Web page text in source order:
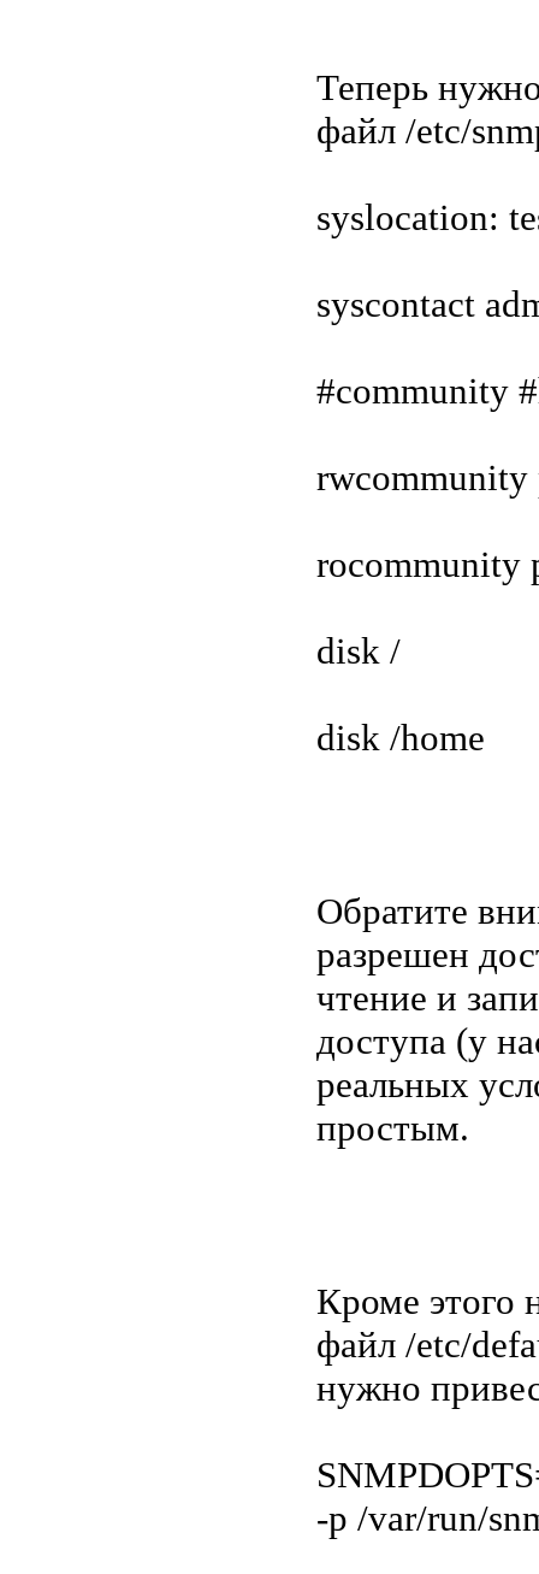
Теперь
файл /etc/
syslocation:
syscontact
#community
rwcommunity
rocommunity
disk /
disk /home
Обратите
разрешен
чтение и
доступа (у
реальных
простым.
Кроме этого
файл /etc/
нужно
-p /var/run/